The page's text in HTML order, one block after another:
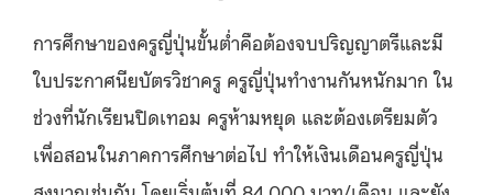
การศึกษาของครูญี่ปุ่นขั้นต่ำคือต้องจบปริญญาตรีและมี
ใบประกาศนียบัตรวิชาครู ครูญี่ปุ่นทำงานกันหนักมาก ใน
ช่วงที่นักเรียนปิดเทอม ครูห้ามหยุด และต้องเตรียมตัว
เพื่อสอนในภาคการศึกษาต่อไป ทำให้เงินเดือนครูญี่ปุ่น